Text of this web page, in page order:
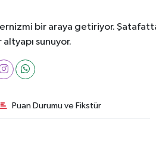
bir araya getiriyor.
sunuyor.
Puan Durumu ve Fikstür